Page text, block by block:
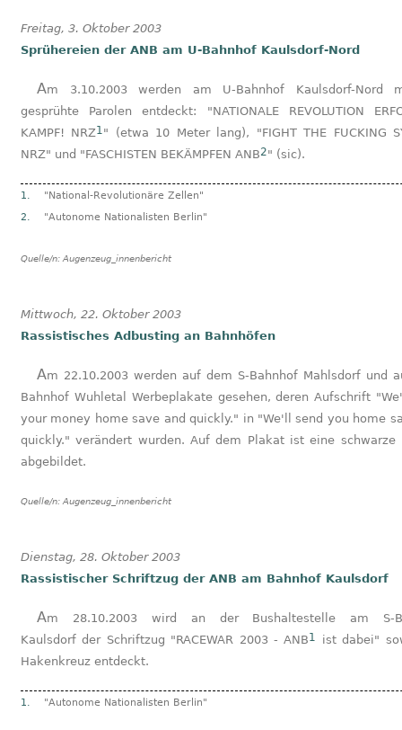
Freitag, 3. Oktober 2003
Sprühereien der ANB am U-Bahnhof Kaulsdorf-Nord
Am 3.10.2003 werden am U-Bahnhof Kaulsdorf-Nord mehrere
gesprühte Parolen entdeckt: "NATIONALE REVOLUTION
KAMPF! NRZ1" (etwa 10 Meter lang), "FIGHT THE FUCKING
NRZ" und "FASCHISTEN BEKÄMPFEN ANB2" (sic).
1.
"National-Revolutionäre Zellen"
2.
"Autonome Nationalisten Berlin"
Quelle/n: Augenzeug_innenbericht
Mittwoch, 22. Oktober 2003
Rassistisches Adbusting an Bahnhöfen
Am 22.10.2003 werden auf dem S-Bahnhof Mahlsdorf und auf dem
Bahnhof Wuhletal Werbeplakate gesehen, deren Aufschrift
your money home save and quickly." in "We'll send you home
quickly." verändert wurden. Auf dem Plakat ist eine schwarze
abgebildet.
Quelle/n: Augenzeug_innenbericht
Dienstag, 28. Oktober 2003
Rassistischer Schriftzug der ANB am Bahnhof Kaulsdorf
Am 28.10.2003 wird an der Bushaltestelle am S-Bahnhof
Kaulsdorf der Schriftzug "RACEWAR 2003 - ANB1
ist dabei"
Hakenkreuz entdeckt.
1. "Autonome Nationalisten Berlin"